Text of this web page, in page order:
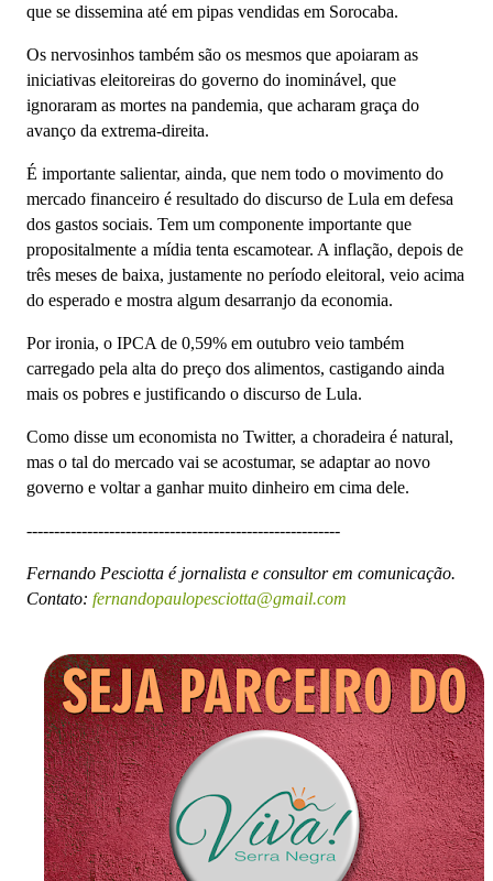
que se dissemina até em pipas vendidas em Sorocaba.
Os nervosinhos também são os mesmos que apoiaram as
iniciativas eleitoreiras do governo do inominável, que
ignoraram as mortes na pandemia, que acharam graça do
avanço da extrema-direita.
É importante salientar, ainda, que nem todo o movimento do
mercado financeiro é resultado do discurso de Lula em defesa
dos gastos sociais. Tem um componente importante que
propositalmente a mídia tenta escamotear. A inflação, depois de
três meses de baixa, justamente no período eleitoral, veio acima
do esperado e mostra algum desarranjo da economia.
Por ironia, o IPCA de 0,59% em outubro veio também
carregado pela alta do preço dos alimentos, castigando ainda
mais os pobres e justificando o discurso de Lula.
Como disse um economista no Twitter, a choradeira é natural,
mas o tal do mercado vai se acostumar, se adaptar ao novo
governo e voltar a ganhar muito dinheiro em cima dele.
---------------------------------------------------------
Fernando Pesciotta é jornalista e consultor em comunicação.
Contato: fernandopaulopesciotta@gmail.com